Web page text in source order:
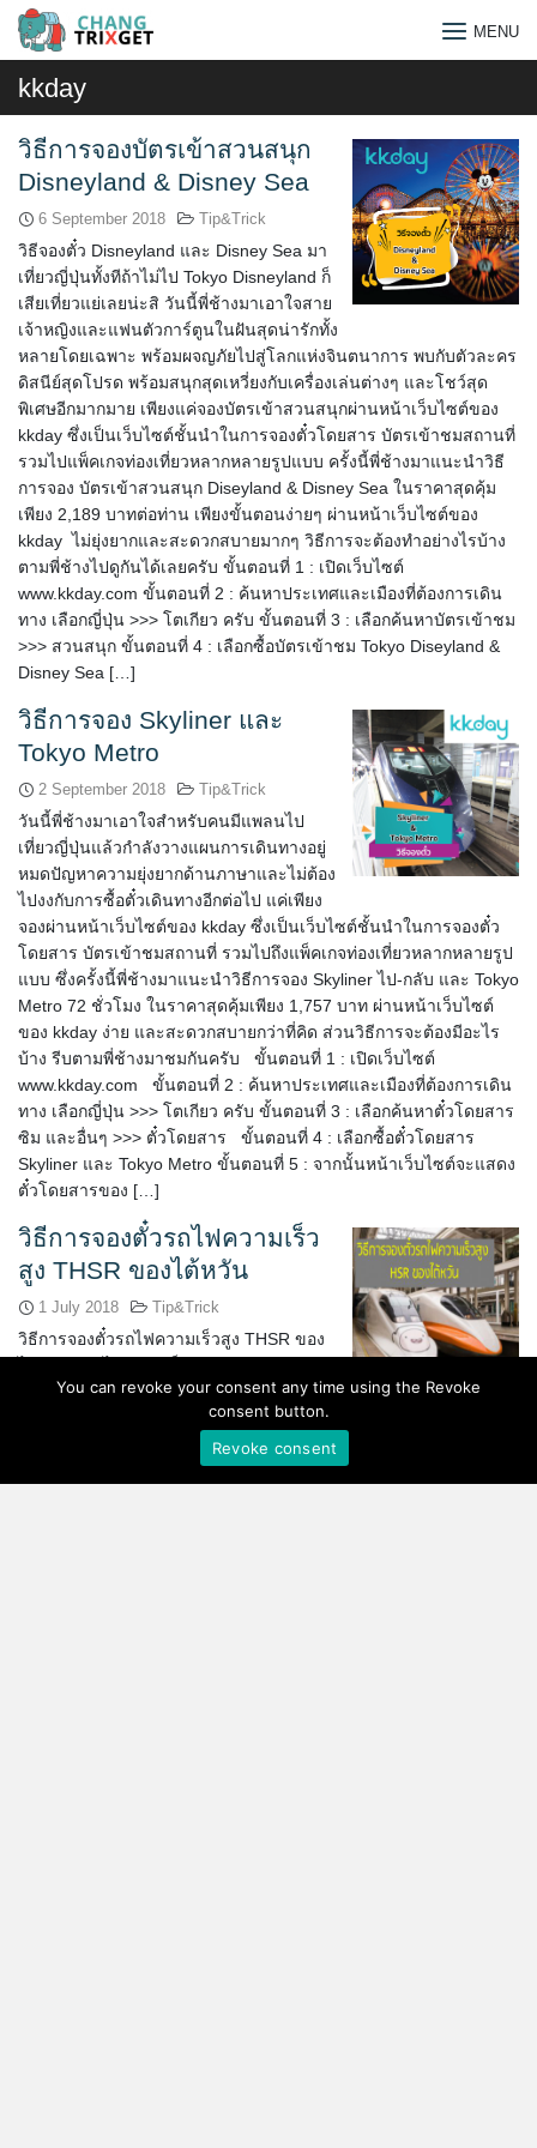
Skip
content
Search
for:
MENU
kkday
วิธีการจองบัตรเข้าสวนสนุก
Disneyland & Disney Sea
6 September 2018 Tip&Trick
วิธีจองตั๋ว Disneyland และ Disney Sea มา
เที่ยวญี่ปุ่นทั้งทีถ้าไม่ไป Tokyo Disneyland ก็
เสียเที่ยวแย่เลยน่ะสิ วันนี้พี่ช้างมาเอาใจสาย
เจ้าหญิงและแฟนตัวการ์ตูนในฝันสุดน่ารักทั้ง
หลายโดยเฉพาะ พร้อมผจญภัยไปสู่โลกแห่งจินตนาการ พบกับตัวละคร
ดิสนีย์สุดโปรด พร้อมสนุกสุดเหวี่ยงกับเครื่องเล่นต่างๆ และโชว์สุด
พิเศษอีกมากมาย เพียงแค่จองบัตรเข้าสวนสนุกผ่านหน้าเว็บไซต์ของ
kkday ซึ่งเป็นเว็บไซต์ชั้นนำในการจองตั๋วโดยสาร บัตรเข้าชมสถานที่
รวมไปแพ็คเกจท่องเที่ยวหลากหลายรูปแบบ ครั้งนี้พี่ช้างมาแนะนำวิธี
การจอง บัตรเข้าสวนสนุก Diseyland & Disney Sea ในราคาสุดคุ้ม
เพียง 2,189 บาทต่อท่าน เพียงขั้นตอนง่ายๆ ผ่านหน้าเว็บไซต์ของ
kkday ไม่ยุ่งยากและสะดวกสบายมากๆ วิธีการจะต้องทำอย่างไรบ้าง
ตามพี่ช้างไปดูกันได้เลยครับ ขั้นตอนที่ 1 : เปิดเว็บไซต์
www.kkday.com ขั้นตอนที่ 2 : ค้นหาประเทศและเมืองที่ต้องการเดิน
ทาง เลือกญี่ปุ่น >>> โตเกียว ครับ ขั้นตอนที่ 3 : เลือกค้นหาบัตรเข้าชม
>>> สวนสนุก ขั้นตอนที่ 4 : เลือกซื้อบัตรเข้าชม Tokyo Diseyland &
Disney Sea […]
วิธีการจอง Skyliner และ
Tokyo Metro
2 September 2018 Tip&Trick
วันนี้พี่ช้างมาเอาใจสำหรับคนมีแพลนไป
เที่ยวญี่ปุ่นแล้วกำลังวางแผนการเดินทางอยู่
หมดปัญหาความยุ่งยากด้านภาษาและไม่ต้อง
ไปงงกับการซื้อตั๋วเดินทางอีกต่อไป แค่เพียง
จองผ่านหน้าเว็บไซต์ของ kkday ซึ่งเป็นเว็บไซต์ชั้นนำในการจองตั๋ว
โดยสาร บัตรเข้าชมสถานที่ รวมไปถึงแพ็คเกจท่องเที่ยวหลากหลายรูป
แบบ ซึ่งครั้งนี้พี่ช้างมาแนะนำวิธีการจอง Skyliner ไป-กลับ และ Tokyo
Metro 72 ชั่วโมง ในราคาสุดคุ้มเพียง 1,757 บาท ผ่านหน้าเว็บไซต์
ของ kkday ง่าย และสะดวกสบายกว่าที่คิด ส่วนวิธีการจะต้องมีอะไร
บ้าง รีบตามพี่ช้างมาชมกันครับ ขั้นตอนที่ 1 : เปิดเว็บไซต์
www.kkday.com ขั้นตอนที่ 2 : ค้นหาประเทศและเมืองที่ต้องการเดิน
ทาง เลือกญี่ปุ่น >>> โตเกียว ครับ ขั้นตอนที่ 3 : เลือกค้นหาตั๋วโดยสาร
ซิม และอื่นๆ >>> ตั๋วโดยสาร ขั้นตอนที่ 4 : เลือกซื้อตั๋วโดยสาร
Skyliner และ Tokyo Metro ขั้นตอนที่ 5 : จากนั้นหน้าเว็บไซต์จะแสดง
ตั๋วโดยสารของ […]
วิธีการจองตั๋วรถไฟความเร็ว
สูง THSR ของไต้หวัน
1 July 2018 Tip&Trick
วิธีการจองตั๋วรถไฟความเร็วสูง THSR ของ
ไต้หวัน หรือที่คนทั่วไปเรียกว่า THSR (ย่อมา
จาก Taiwan High Speed Rail) เป็นช่องทาง
หนึ่งที่ทำให้เหล่านักท่องเที่ยวได้เดินทางไปรอบๆไต้หวัน อย่างสะดวก
และรวดเร็วที่สุด รถไฟความเร็วสูง THSR นี้ ท่านจะใช้เวลาเพียง 90
You can revoke your consent any time using the Revoke
consent button.
Revoke consent